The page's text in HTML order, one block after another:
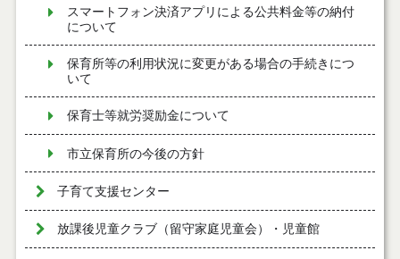
スマートフォン決済アプリによる公共料金等の納付
について
保育所等の利用状況に変更がある場合の手続きにつ
いて
保育士等就労奨励金について
市立保育所の今後の方針
子育て支援センター
放課後児童クラブ（留守家庭児童会）・児童館